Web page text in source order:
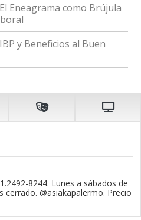
Eneagrama como Brújula
y Beneficios al Buen
8244. Lunes a sábados de
cerrado. @asiakapalermo. Precio